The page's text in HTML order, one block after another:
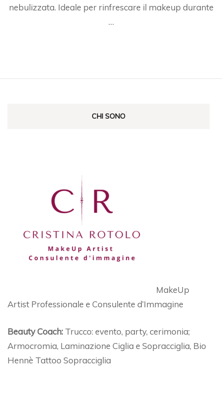
nebulizzata. Ideale per rinfrescare il makeup durante
…
CHI SONO
MakeUp
Artist Professionale e Consulente d’Immagine
Beauty Coach: Trucco: evento, party, cerimonia;
Armocromia, Laminazione Ciglia e Sopracciglia, Bio
Hennè Tattoo Sopracciglia